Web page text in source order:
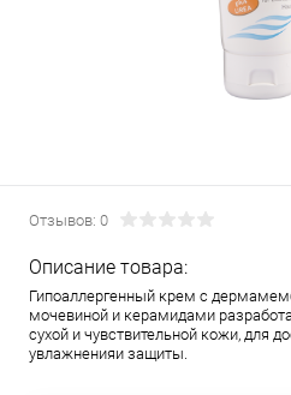
Отзывов: 0
Описание товара:
Гипоаллергенный крем с
мочевиной и керамидами
сухой и чувствительной кожи, для
увлажненияи защиты.